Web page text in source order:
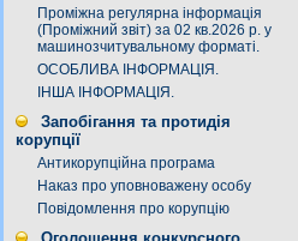
Проміжна регулярна інформація
(Проміжний звіт) за 02 кв.2026 р. у
машинозчитувальному форматі.
ОСОБЛИВА ІНФОРМАЦІЯ.
ІНША ІНФОРМАЦІЯ.
Запобігання та протидія
корупції
Антикорупційна програма
Наказ про уповноважену особу
Повідомлення про корупцію